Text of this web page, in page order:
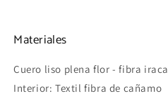
Materiales
Cuero liso plena flor - fibra iraca
Interior: Textil fibra de cañamo